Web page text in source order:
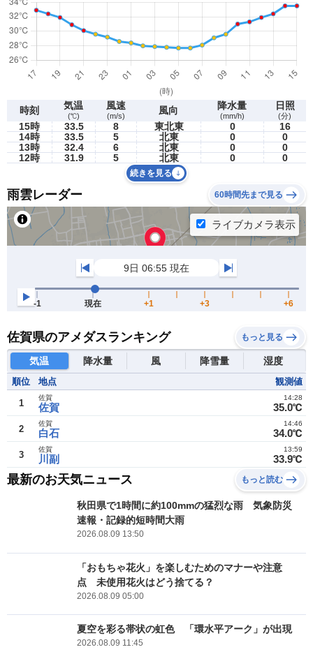
時刻 気温
(℃)
風速
(m/s) 風向 降水量
(mm/h)
日照
(分)
15時 33.5 8 東北東 0
16
14時
33.5 5 北東 0
0
13時
32.4 6 北東 0
0
12時
31.9 5 北東 0 0
続きを見る
雨雲レーダー 60時間先まで見る
佐賀県のアメダスランキング もっと見る
気温 降水量 風 降雪量 湿度
順位 地点 観測値
1 佐賀
佐賀
35.0℃
14:28
2 白石
佐賀
34.0℃
14:46
3 川副
佐賀
33.9℃
13:59
最新のお天気ニュース もっと読む
秋田県で1時間に約100mmの猛烈な雨 気象防災
速報・記録的短時間大雨
2026.08.09 13:50
「おもちゃ花火」を楽しむためのマナーや注意
点 未使用花火はどう捨てる？
2026.08.09 05:00
夏空を彩る帯状の虹色 「環水平アーク」が出現
2026.08.09 11:45